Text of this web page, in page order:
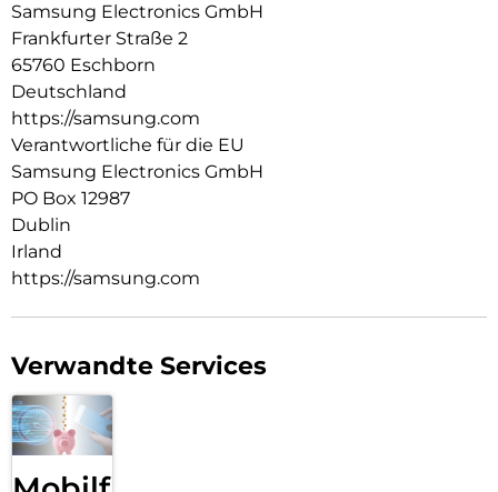
Samsung Electronics GmbH
Frankfurter Straße 2
65760 Eschborn
Deutschland
https://samsung.com
Verantwortliche für die EU
Samsung Electronics GmbH
PO Box 12987
Dublin
Irland
https://samsung.com
Verwandte Services